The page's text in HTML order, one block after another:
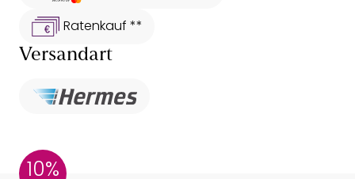
Ratenkauf **
Versandart
10%